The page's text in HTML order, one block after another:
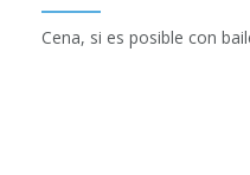
Cena, si es posible con